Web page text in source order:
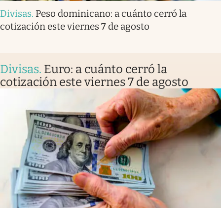
Divisas. Peso dominicano: a cuánto cerró la
cotización este viernes 7 de agosto
Divisas. Euro: a cuánto cerró la
cotización este viernes 7 de agosto